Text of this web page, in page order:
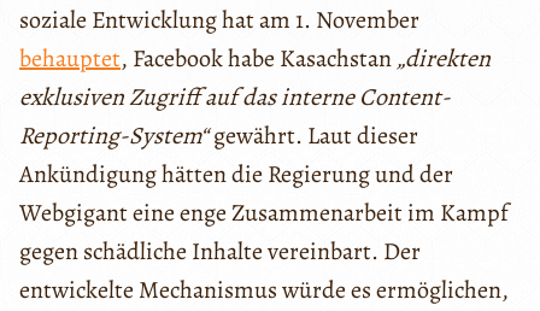
soziale Entwicklung hat am 1. November
behauptet, Facebook habe Kasachstan„direkten
exklusiven Zugriff auf das interne Content-
Reporting-System“gewährt. Laut dieser
Ankündigung hätten die Regierung und der
Webgigant eine enge Zusammenarbeit im Kampf
gegen schädliche Inhalte vereinbart. Der
entwickelte Mechanismus würde es ermöglichen,